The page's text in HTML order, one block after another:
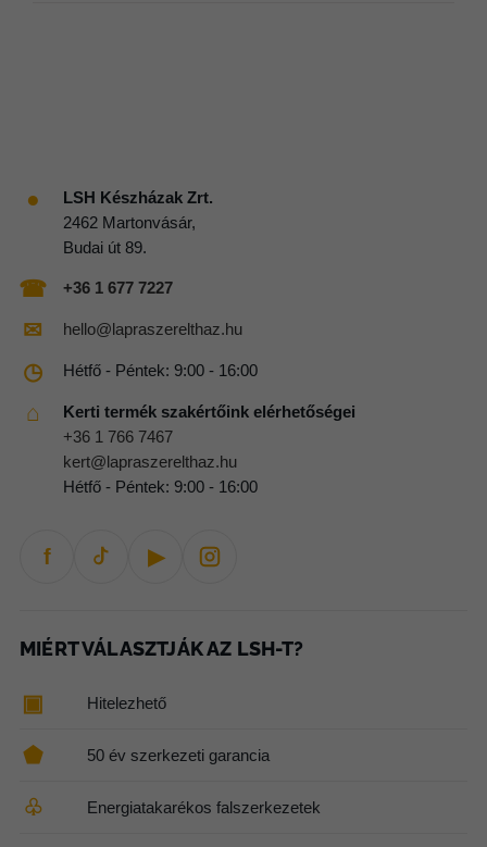
●
LSH Készházak Zrt.
2462 Martonvásár,
Budai út 89.
☎ +36 1 677 7227
✉ hello@lapraszerelthaz.hu
◷ Hétfő - Péntek: 9:00 - 16:00
⌂
Kerti termék szakértőink elérhetőségei
+36 1 766 7467
kert@lapraszerelthaz.hu
Hétfő - Péntek: 9:00 - 16:00
f ▶
MIÉRT VÁLASZTJÁK AZ LSH-T?
▣ Hitelezhető
⬟ 50 év szerkezeti garancia
♧ Energiatakarékos falszerkezetek